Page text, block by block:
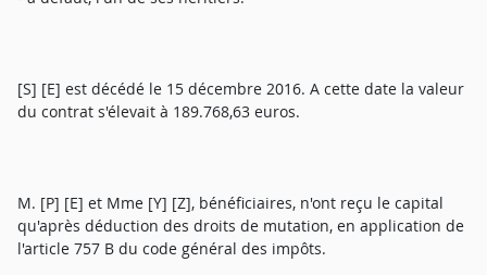
[S] [E] est décédé le 15 décembre 2016. A cette date la valeur
du contrat s'élevait à 189.768,63 euros.
M. [P] [E] et Mme [Y] [Z], bénéficiaires, n'ont reçu le capital
qu'après déduction des droits de mutation, en application de
l'article 757 B du code général des impôts.